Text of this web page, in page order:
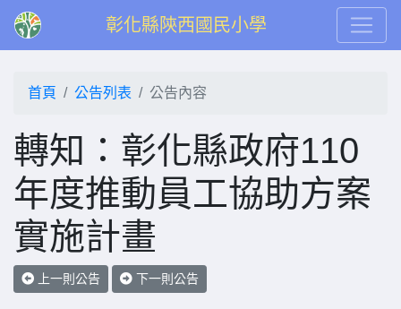
彰化縣陝西國民小學
首頁 公告列表 公告內容
轉知：彰化縣政府110
年度推動員工協助方案
實施計畫
上一則公告 下一則公告